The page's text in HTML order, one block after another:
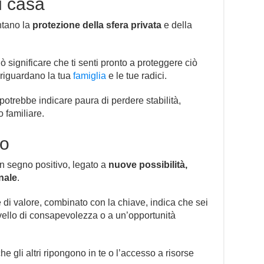
casa
la protezione della sfera privata e della
significare che ti senti pronto a proteggere ciò
la tua famiglia e le tue radici.
indicare paura di perdere stabilità,
familiare.
segno positivo, legato a nuove possibilità,
.
valore, combinato con la chiave, indica che sei
di consapevolezza o a un’opportunità
gli altri ripongono in te o l’accesso a risorse